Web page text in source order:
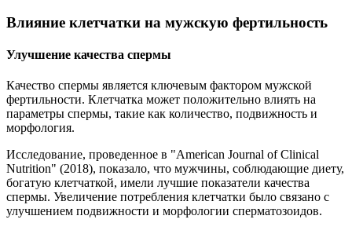
Влияние клетчатки на мужскую фертильность
Улучшение качества спермы
Качество спермы является ключевым фактором мужской
фертильности. Клетчатка может положительно влиять на
параметры спермы, такие как количество, подвижность и
морфология.
Исследование, проведенное в "American Journal of Clinical
Nutrition" (2018), показало, что мужчины, соблюдающие диету,
богатую клетчаткой, имели лучшие показатели качества
спермы. Увеличение потребления клетчатки было связано с
улучшением подвижности и морфологии сперматозоидов.